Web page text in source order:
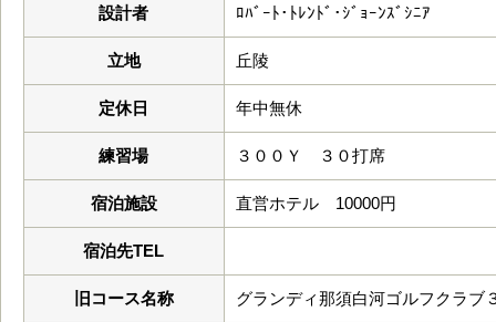
設計者 ﾛﾊﾞｰﾄ･ﾄﾚﾝﾄﾞ･ｼﾞｮｰﾝｽﾞｼﾆｱ
立地 丘陵
定休日 年中無休
練習場 ３００Ｙ ３０打席
宿泊施設 直営ホテル 10000円
宿泊先TEL
旧コース名称 グランディ那須白河ゴルフクラブ